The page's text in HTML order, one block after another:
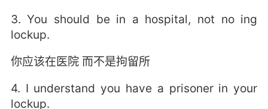
3. You should be in a hospital, not no ing
lockup.
你应该在医院 而不是拘留所
4. I understand you have a prisoner in your
lockup.